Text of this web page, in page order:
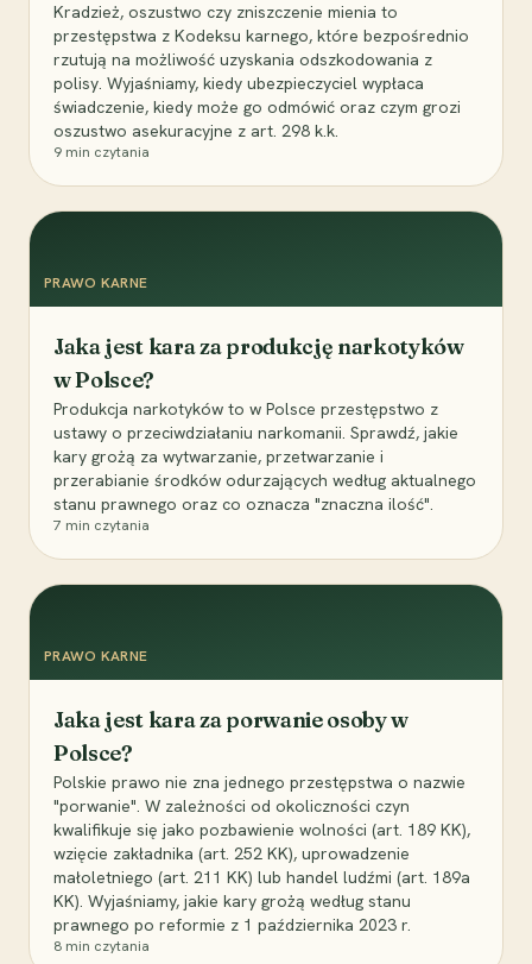
Kradzież, oszustwo czy zniszczenie mienia to
przestępstwa z Kodeksu karnego, które bezpośrednio
rzutują na możliwość uzyskania odszkodowania z
polisy. Wyjaśniamy, kiedy ubezpieczyciel wypłaca
świadczenie, kiedy może go odmówić oraz czym grozi
oszustwo asekuracyjne z art. 298 k.k.
9 min czytania
PRAWO KARNE
Jaka jest kara za produkcję narkotyków
w Polsce?
Produkcja narkotyków to w Polsce przestępstwo z
ustawy o przeciwdziałaniu narkomanii. Sprawdź, jakie
kary grożą za wytwarzanie, przetwarzanie i
przerabianie środków odurzających według aktualnego
stanu prawnego oraz co oznacza "znaczna ilość".
7 min czytania
PRAWO KARNE
Jaka jest kara za porwanie osoby w
Polsce?
Polskie prawo nie zna jednego przestępstwa o nazwie
"porwanie". W zależności od okoliczności czyn
kwalifikuje się jako pozbawienie wolności (art. 189 KK),
wzięcie zakładnika (art. 252 KK), uprowadzenie
małoletniego (art. 211 KK) lub handel ludźmi (art. 189a
KK). Wyjaśniamy, jakie kary grożą według stanu
prawnego po reformie z 1 października 2023 r.
8 min czytania